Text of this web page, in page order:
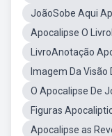
JoãoSobe Aqui
Apocalipse O
LivroAnotação
Imagem Da Visão
O Apocalipse De
Figuras
Apocalipse as